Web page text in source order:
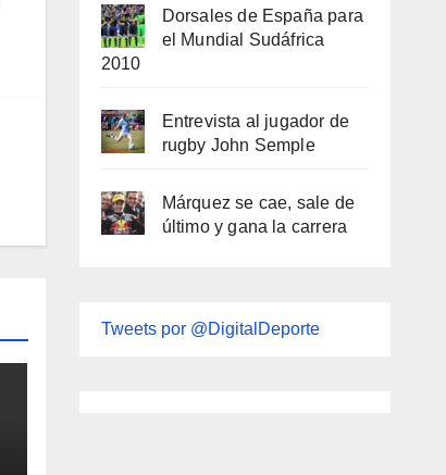
Dorsales de España para
el Mundial Sudáfrica
2010
Entrevista al jugador de
rugby John Semple
Márquez se cae, sale de
último y gana la carrera
Tweets por @DigitalDeporte